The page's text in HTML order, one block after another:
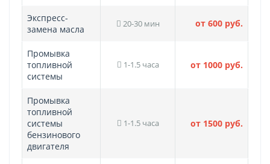
Экспресс-
замена масла
20-30 мин от 600 руб.
Промывка
топливной
системы
1-1.5 часа от 1000 руб.
Промывка
топливной
системы
бензинового
двигателя
1-1.5 часа от 1500 руб.